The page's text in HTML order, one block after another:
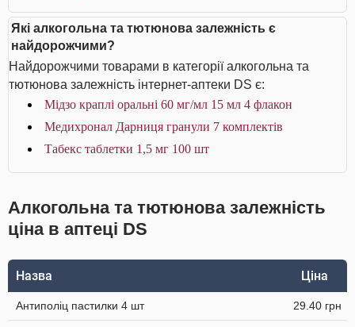
Які алкогольна та тютюнова залежність є
найдорожчими?
Найдорожчими товарами в категорії алкогольна та
тютюнова залежність інтернет-аптеки DS є:
Мідзо краплі оральні 60 мг/мл 15 мл 4 флакон
Медихронал Дарниця гранули 7 комплектів
Табекс таблетки 1,5 мг 100 шт
Алкогольна та тютюнова залежність
ціна в аптеці DS
Назва Ціна
Антиполіц пастилки 4 шт 29.40 грн